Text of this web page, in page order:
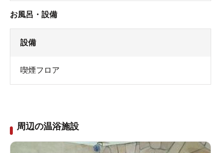
お風呂・設備
設備
喫煙フロア
周辺の温浴施設